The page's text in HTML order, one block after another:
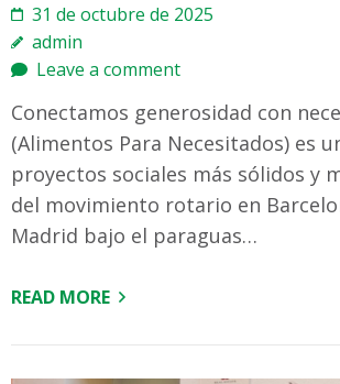
31 de octubre de 2025
admin
Leave a comment
Conectamos generosidad con
(Alimentos Para Necesitados) es
proyectos sociales más sólidos y
del movimiento rotario en
Madrid bajo el paraguas…
READ MORE